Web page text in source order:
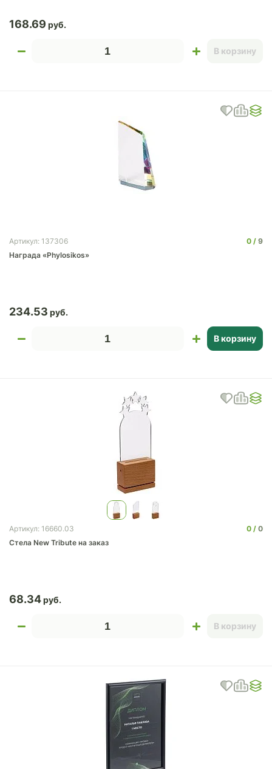
168.69
В корзину
Артикул: 137306 0
9
Награда «Phylosikos»
234.53
В корзину
Артикул: 16660.03 0
0
Стела New Tribute на заказ
68.34
В корзину